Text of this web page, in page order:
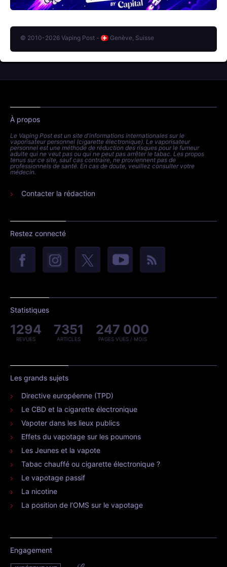
© 2010-2026 Vaping Post - Genève, Suisse
À propos
Le Vaping Post est un site d'informations internationales sur le
vaporisateur personnel (cigarette électronique). Le vaporisateur
personnel est une méthode de réduction des risques pour le fumeur
adulte qui ne veut pas ou qui ne peut pas arrêter le tabac. Les propos
tenus sur ce site, sauf cas contraire, ne proviennent pas de
professionnels de santé. En cas de doute, veuillez consulter votre
médecin.
Contacter la rédaction
Restez connecté
Statistiques
1294
REVUES
7351
ARTICLES
247 000
PAGES VUES / MOIS
Les grands sujets
Directive européenne (TPD)
Le CBD et la cigarette électronique
Vapoter dans les lieux publics
Effets du vapotage sur les poumons
Les Jeunes et la vapote
Tabac chauffé ou cigarette électronique ?
Le vapotage passif
La nicotine
La position de l’OMS sur le vapotage
Engagement